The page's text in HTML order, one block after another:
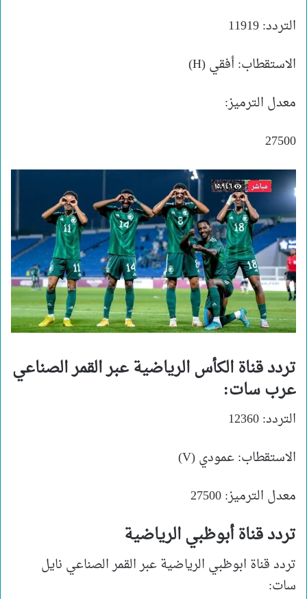
التردد: 11919
الاستقطاب: أفقي (H)
معدل الترميز:
27500
تردد قناة الكأس الرياضية عبر القمر الصناعي
عرب سات:
التردد: 12360
الاستقطاب: عمودي (V)
معدل الترميز: 27500
تردد قناة أبوظبي الرياضية
تردد قناة ابوظبي الرياضية عبر القمر الصناعي نايل
سات: